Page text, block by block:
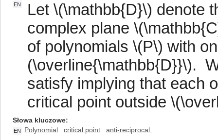
EN
Let \(\mathbb{D}\) denote
complex plane
of polynomials \(P\) with
(\overline{\mathbb{D}}\).
satisfy implying that each
critical point outside
Słowa kluczowe
EN Polynomial critical point
anti-reciprocal.